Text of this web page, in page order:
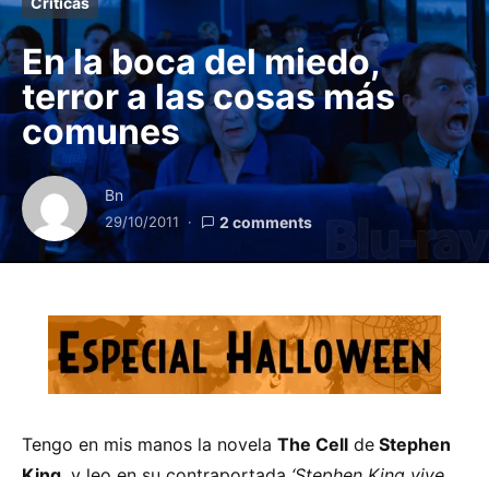
En la boca del miedo,
terror a las cosas más
comunes
Bn
29/10/2011 2 comments
Tengo en mis manos la novela The Cell de Stephen